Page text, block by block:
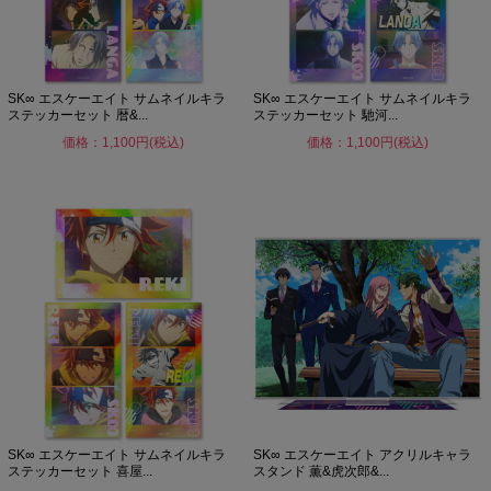
SK∞ エスケーエイト サムネイルキラ
ステッカーセット 暦&...
価格：1,100円(税込)
SK∞ エスケーエイト サムネイルキラ
ステッカーセット 馳河...
価格：1,100円(税込)
SK∞ エスケーエイト サムネイルキラ
ステッカーセット 喜屋...
SK∞ エスケーエイト アクリルキャラ
スタンド 薫&虎次郎&...